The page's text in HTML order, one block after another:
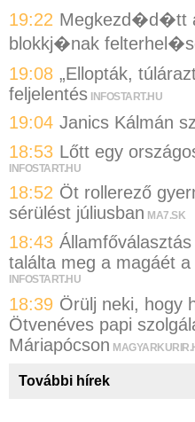
19:22 Megkezd�d�tt
blokkj�nak
19:08 „Ellopták,
feljelentés INFOSTART.HU
19:04 Janics Kálmán
18:53 Lőtt egy
INFOSTART.HU
18:52 Öt rollerező
sérülést júliusban MA7.SK
18:43
találta meg a magáét
INFOSTART.HU
18:39 Örülj neki, hogy
Ötvenéves papi
Máriapócson
További hírek